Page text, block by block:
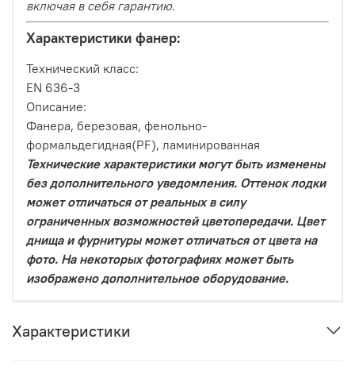
включая в себя гарантию.
Характеристики фанер:
Технический класс:
EN 636-3
Описание:
Фанера, березовая, фенольно-
формальдегидная(PF), ламинированная
Технические характеристики могут быть изменены
без дополнительного уведомления. Оттенок лодки
может отличаться от реальных в силу
ограниченных возможностей цветопередачи. Цвет
днища и фурнитуры может отличаться от цвета на
фото. На некоторых фотографиях может быть
изображено дополнительное оборудование.
Характеристики